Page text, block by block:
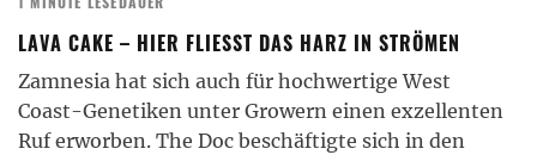
LAVA CAKE – HIER FLIESST DAS HARZ IN STRÖMEN
Zamnesia hat sich auch für hochwertige West
Coast-Genetiken unter Growern einen exzellenten
Ruf erworben. The Doc beschäftigte sich in den